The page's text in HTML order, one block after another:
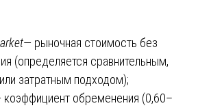
​— рыночная стоимость без
(определяется сравнительным,
затратным подходом);
коэффициент обременения (0,60–